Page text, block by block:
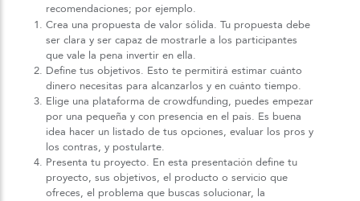
recomendaciones; por ejemplo.
Crea una propuesta de valor sólida. Tu propuesta debe
ser clara y ser capaz de mostrarle a los participantes
que vale la pena invertir en ella.
Define tus objetivos. Esto te permitirá estimar cuánto
dinero necesitas para alcanzarlos y en cuánto tiempo.
Elige una plataforma de crowdfunding, puedes empezar
por una pequeña y con presencia en el país. Es buena
idea hacer un listado de tus opciones, evaluar los pros y
los contras, y postularte.
Presenta tu proyecto. En esta presentación define tu
proyecto, sus objetivos, el producto o servicio que
ofreces, el problema que buscas solucionar, la